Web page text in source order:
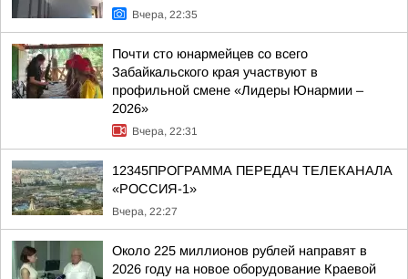
Вчера, 22:35
Почти сто юнармейцев со всего
Забайкальского края участвуют в
профильной смене «Лидеры Юнармии –
2026»
Вчера, 22:31
12345ПРОГРАММА ПЕРЕДАЧ ТЕЛЕКАНАЛА
«РОССИЯ-1»
Вчера, 22:27
Около 225 миллионов рублей направят в
2026 году на новое оборудование Краевой